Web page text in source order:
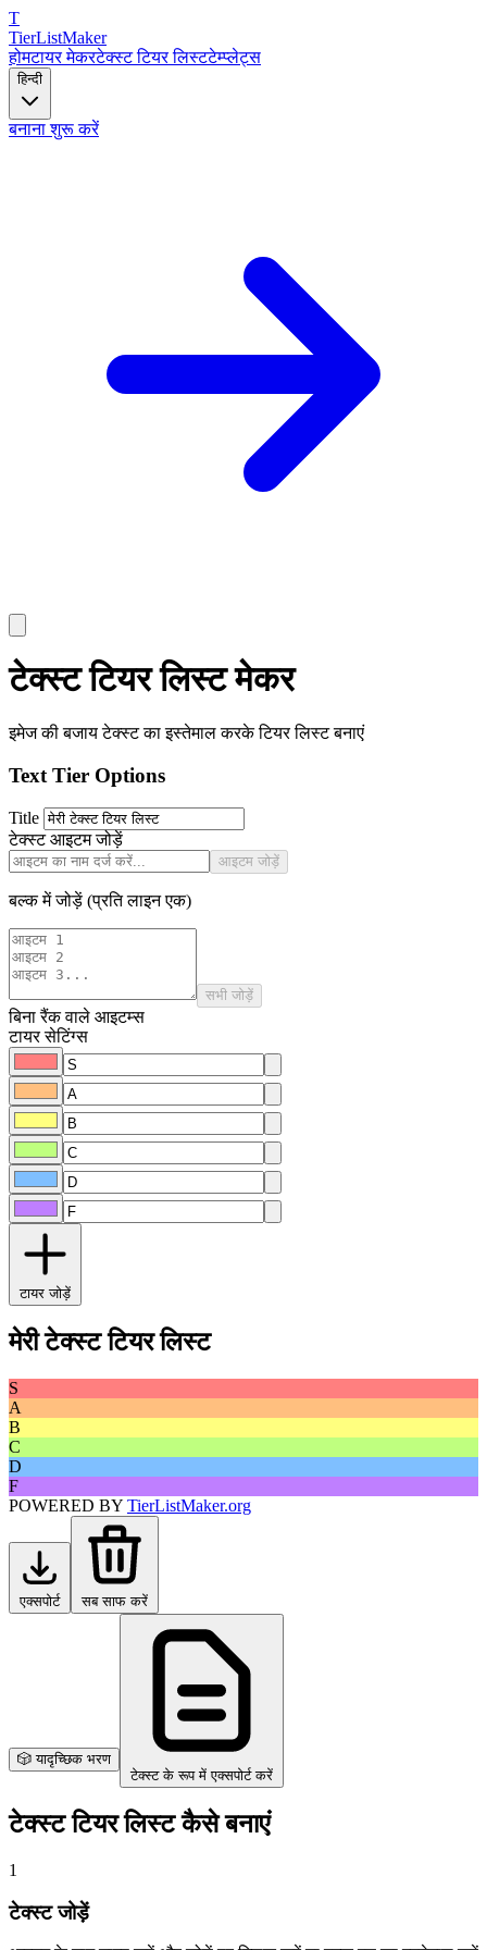
T
TierListMaker
होमटायर मेकरटेक्स्ट टियर लिस्टटेम्प्लेट्स
हिन्दी
बनाना शुरू करें
टेक्स्ट टियर लिस्ट मेकर
इमेज की बजाय टेक्स्ट का इस्तेमाल करके टियर लिस्ट बनाएं
Text Tier Options
Title
टेक्स्ट आइटम जोड़ें
आइटम जोड़ें
बल्क में जोड़ें (प्रति लाइन एक)
सभी जोड़ें
बिना रैंक वाले आइटम्स
टायर सेटिंग्स
टायर जोड़ें
मेरी टेक्स्ट टियर लिस्ट
S
A
B
C
D
F
POWERED BY TierListMaker.org
एक्सपोर्ट सब साफ करें
🎲 यादृच्छिक भरण
टेक्स्ट के रूप में एक्सपोर्ट करें
टेक्स्ट टियर लिस्ट कैसे बनाएं
1
टेक्स्ट जोड़ें